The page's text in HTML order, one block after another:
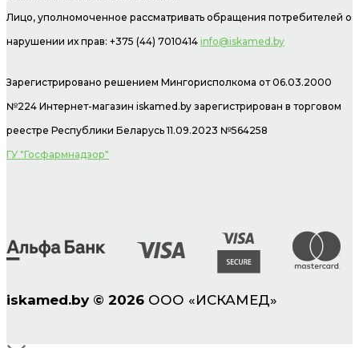
Лицо, уполномоченное рассматривать обращения потребителей о
нарушении их прав: +375 (44) 7010414 info@iskamed.by
Зарегистрировано решением Мингорисполкома от 06.03.2000
№224 Интернет-магазин iskamed.by зарегистрирован в торговом
реестре Республики Беларусь 11.09.2023 №564258
ГУ "Госфармнадзор"
iskamed.by © 2026 ООО «ИСКАМЕД»